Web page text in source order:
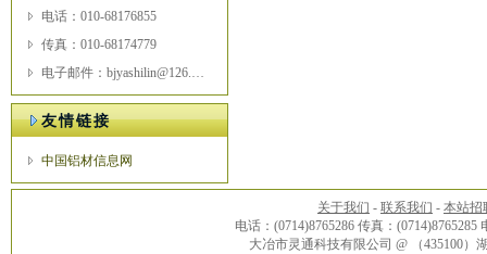
电话：010-68176855
传真：010-68174779
电子邮件：bjyashilin@126.com
友情链接
中国铝材信息网
关于我们 - 联系我们 - 本站招
电话：(0714)8765286 传真：(0714)8765285
大冶市灵通科技有限公司 @ （435100